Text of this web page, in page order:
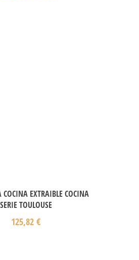
COCINA EXTRAIBLE COCINA
SERIE TOULOUSE
125,82 €